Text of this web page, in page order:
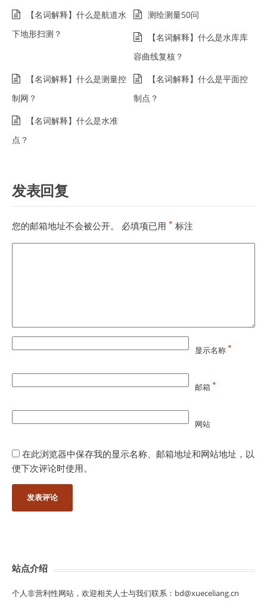
【名词解释】什么是航道水
下地形扫测？
测绘测量50问
【名词解释】什么是水库库
容曲线复核？
【名词解释】什么是测量控
制网？
【名词解释】什么是平面控
制点？
【名词解释】什么是水准
点？
发表回复
您的邮箱地址不会被公开。 必填项已用 * 标注
显示名称*
邮箱*
网站
在此浏览器中保存我的显示名称、邮箱地址和网站地址，以
便下次评论时使用。
站点介绍
个人非营利性网站，欢迎相关人士与我们联系：bd@xueceliang.cn